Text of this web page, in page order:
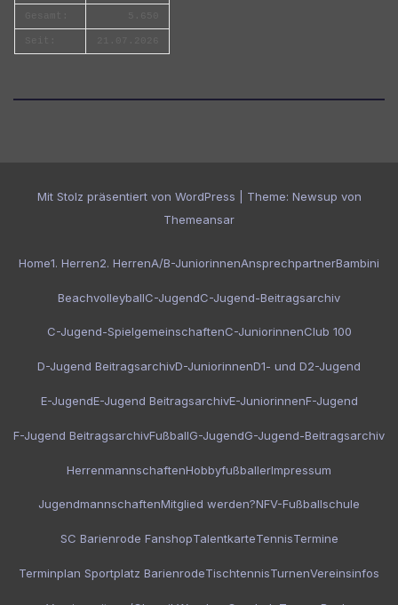
Mit Stolz präsentiert von WordPress Theme: Newsup von
Themeansar
Home1. Herren2. HerrenA/B-JuniorinnenAnsprechpartnerBambini
BeachvolleyballC-JugendC-Jugend-Beitragsarchiv
C-Jugend-SpielgemeinschaftenC-JuniorinnenClub 100
D-Jugend BeitragsarchivD-JuniorinnenD1- und D2-Jugend
E-JugendE-Jugend BeitragsarchivE-JuniorinnenF-Jugend
F-Jugend BeitragsarchivFußballG-JugendG-Jugend-Beitragsarchiv
HerrenmannschaftenHobbyfußballerImpressum
JugendmannschaftenMitglied werden?NFV-Fußballschule
SC Barienrode FanshopTalentkarteTennisTermine
Terminplan Sportplatz BarienrodeTischtennisTurnenVereinsinfos